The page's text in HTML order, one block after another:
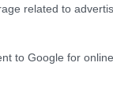
related to
to Google for
governatore
con il